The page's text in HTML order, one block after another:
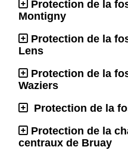
Protection de la
Montigny
Protection de la
Lens
Protection de la
Waziers
Protection de la
Protection de la
centraux de Bruay